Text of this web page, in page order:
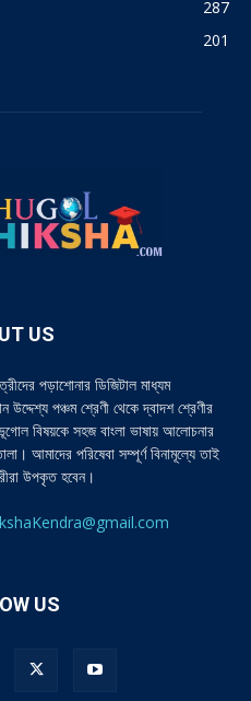
287
201
US
পড়াশোনার ডিজিটাল মাধ্যম
পঞ্চম শ্রেণী থেকে দ্বাদশ শ্রেণীর
বিষয়কে সহজ বাংলা ভাষায় আলোচনার
আমাদের পরিষেবা সম্পূর্ণ বিনামূল্যে তাই
উপকৃত হবেন।
US